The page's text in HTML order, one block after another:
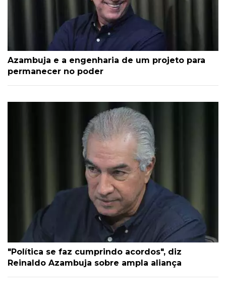
Azambuja e a engenharia de um projeto para
permanecer no poder
"Política se faz cumprindo acordos", diz
Reinaldo Azambuja sobre ampla aliança